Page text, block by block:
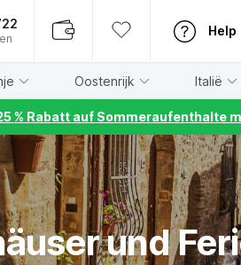
Help
Oostenrijk Italië
% Rabatt auf Sommeraufenthalte
und